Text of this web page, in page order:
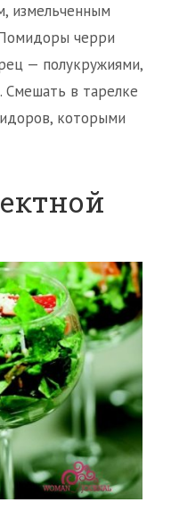
измельченным
черри
— полукружиями,
Смешать в тарелке
которыми